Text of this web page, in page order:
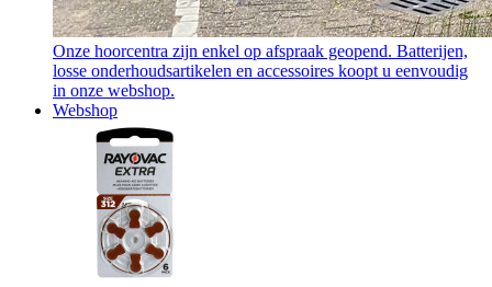
Onze hoorcentra zijn enkel op afspraak geopend. Batterijen,
losse onderhoudsartikelen en accessoires koopt u eenvoudig
in onze webshop.
Webshop